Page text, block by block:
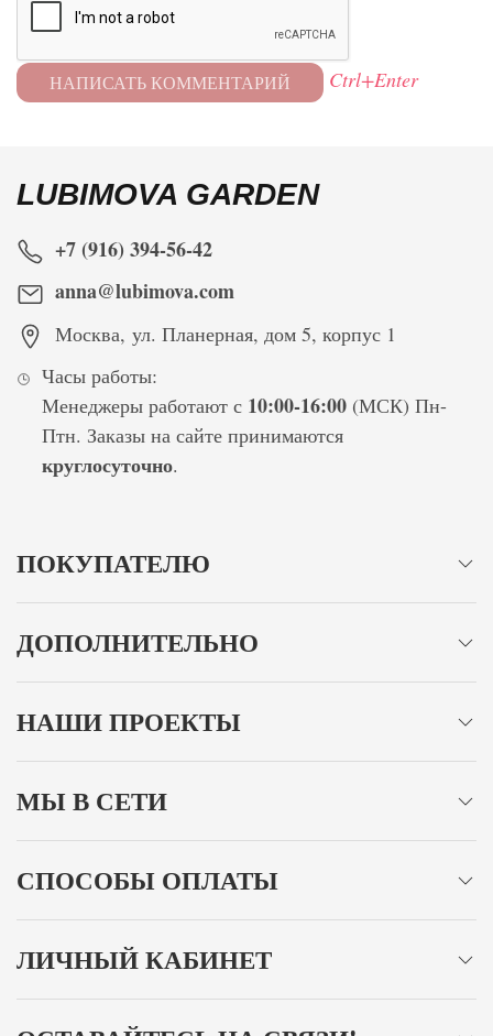
Ctrl+Enter
LUBIMOVA GARDEN
+7 (916) 394-56-42
anna@lubimova.com
Москва, ул. Планерная, дом 5, корпус 1
Часы работы:
Менеджеры работают с 10:00-16:00(МСК) Пн-
Птн. Заказы на сайте принимаются
круглосуточно.
ПОКУПАТЕЛЮ
ДОПОЛНИТЕЛЬНО
НАШИ ПРОЕКТЫ
МЫ В СЕТИ
СПОСОБЫ ОПЛАТЫ
ЛИЧНЫЙ КАБИНЕТ